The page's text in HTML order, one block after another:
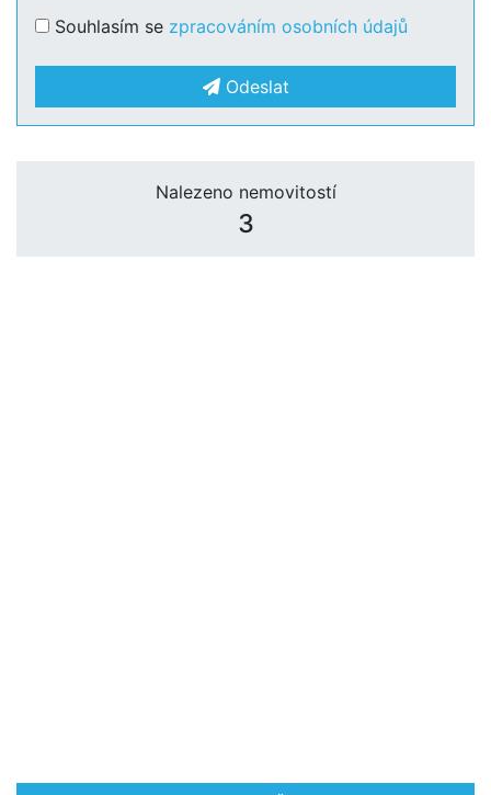
Souhlasím se zpracováním osobních údajů
Odeslat
Nalezeno nemovitostí
3